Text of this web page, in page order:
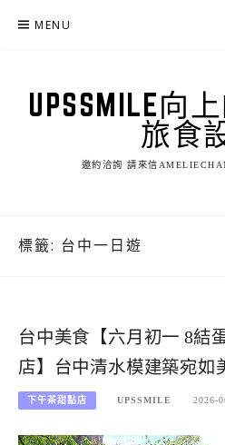
MENU
UPSSMILE向
旅食
邀約洽詢 請來信
標籤: 台中一日遊
台中美食【六月初一 8結
店】台中清水模建築宛如
下午茶甜點店 UPSSMILE 2026-